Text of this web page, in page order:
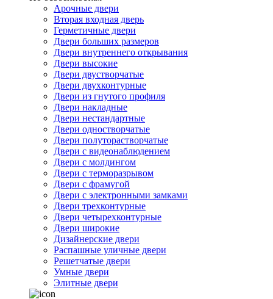
Арочные двери
Вторая входная дверь
Герметичные двери
Двери больших размеров
Двери внутреннего открывания
Двери высокие
Двери двустворчатые
Двери двухконтурные
Двери из гнутого профиля
Двери накладные
Двери нестандартные
Двери одностворчатые
Двери полуторастворчатые
Двери с видеонаблюдением
Двери с молдингом
Двери с терморазрывом
Двери с фрамугой
Двери с электронными замками
Двери трехконтурные
Двери четырехконтурные
Двери широкие
Дизайнерские двери
Распашные уличные двери
Решетчатые двери
Умные двери
Элитные двери